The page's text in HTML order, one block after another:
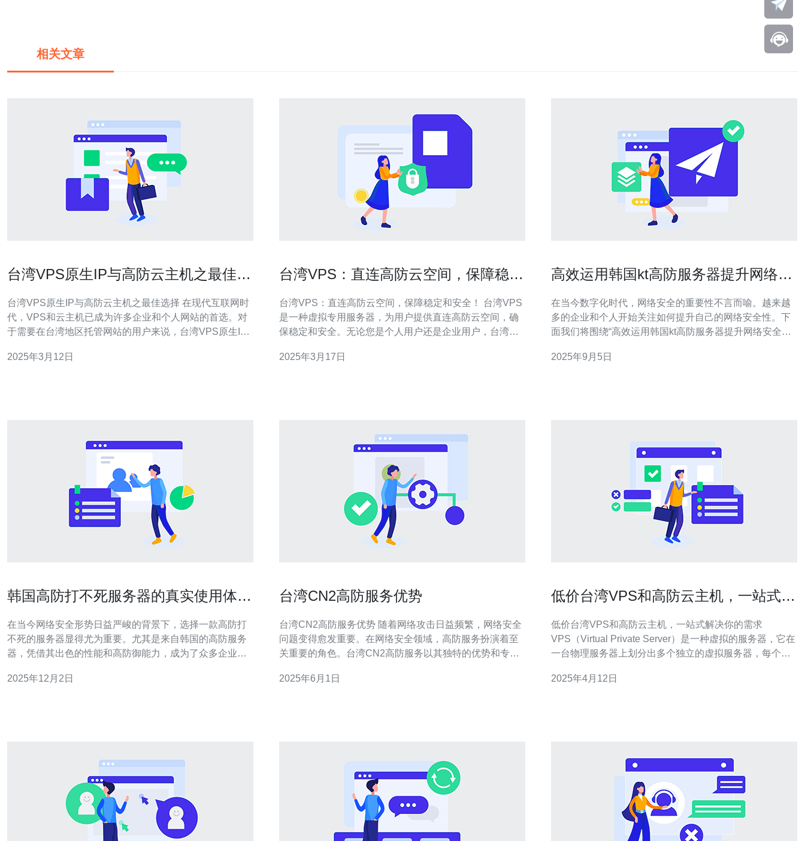
相关文章
台湾VPS原生IP与高防云主机之最佳选
台湾VPS原生IP与高防云主机之最佳选择 在现代互联网时
代，VPS和云主机已成为许多企业和个人网站的首选。对
于需要在台湾地区托管网站的用户来说，台湾VPS原生IP
提供了高速稳定的网络连接，确保用户的网站能够快速加
2025年3月12日
台湾VPS：直连高防云空间，保障稳定
台湾VPS：直连高防云空间，保障稳定和安全！ 台湾VPS
是一种虚拟专用服务器，为用户提供直连高防云空间，确
保稳定和安全。无论您是个人用户还是企业用户，台湾
点。 台湾VPS提供直连高防云空间，意味着用户可以享受
2025年3月17日
高效运用韩国kt高防服务器提升网络安
在当今数字化时代，网络安全的重要性不言而喻。越来越
多的企业和个人开始关注如何提升自己的网络安全性。下
面我们将围绕“高效运用韩国kt高防服务器提升网络安全性”
防服务器？ 韩国kt高防服务器是由韩国电信公司KT提供的
2025年9月5日
韩国高防打不死服务器的真实使用体验
在当今网络安全形势日益严峻的背景下，选择一款高防打
不死的服务器显得尤为重要。尤其是来自韩国的高防服务
器，凭借其出色的性能和高防御能力，成为了众多企业和
的真实使用体验，分析其优势、使用场景及相关注意事
2025年12月2日
台湾CN2高防服务优势
台湾CN2高防服务优势 随着网络攻击日益频繁，网络安全
问题变得愈发重要。在网络安全领域，高防服务扮演着至
关重要的角色。台湾CN2高防服务以其独特的优势和专业
其在网络安全方面的重要性。 台湾CN2高防服务是一种专
2025年6月1日
低价台湾VPS和高防云主机，一站式解
低价台湾VPS和高防云主机，一站式解决你的需求
VPS（Virtual Private Server）是一种虚拟的服务器，它在
一台物理服务器上划分出多个独立的虚拟服务器，每个虚
基于云计算技术的一种虚拟服务器，它可以根据实际需求
2025年4月12日